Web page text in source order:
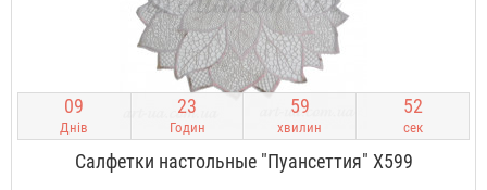
09
Днів
23
Годин
59
хвилин
51
сек
Салфетки настольные "Пуансеттия" X599